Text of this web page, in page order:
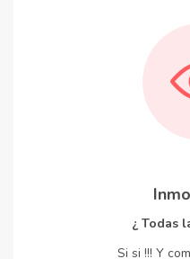
¿ Todas
Si si !!! Y